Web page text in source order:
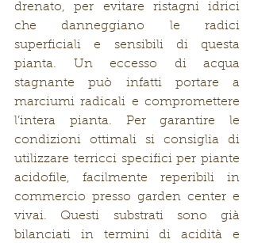
drenato, per evitare ristagni idrici
che danneggiano le radici
superficiali e sensibili di questa
pianta. Un eccesso di acqua
stagnante può infatti portare a
marciumi radicali e compromettere
l’intera pianta. Per garantire le
condizioni ottimali si consiglia di
utilizzare terricci specifici per piante
acidofile, facilmente reperibili in
commercio presso garden center e
vivai. Questi substrati sono già
bilanciati in termini di acidità e